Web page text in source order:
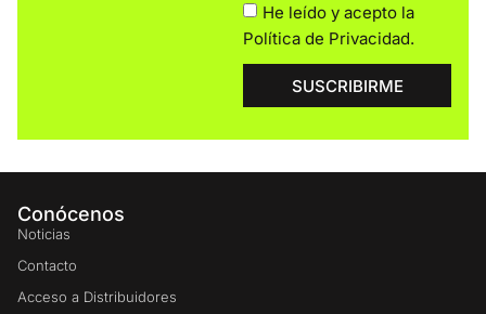
He leído y acepto la
Política de Privacidad.
SUSCRIBIRME
Conócenos
Noticias
Contacto
Acceso a Distribuidores